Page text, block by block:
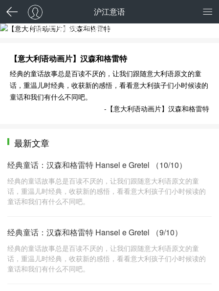
沪江意语
【意大利语动画片】汉森和格雷特
【意大利语动画片】汉森和格雷特
经典的童话故事总是百读不厌的，让我们跟随意大利语原文的童
话，重温儿时经典，收获新的感悟，看看意大利孩子们小时候读的
童话和我们有什么不同吧。
-【意大利语动画片】汉森和格雷特
最新文章
经典童话：汉森和格雷特 Hansel e Gretel （10/10）
经典的童话故事总是百读不厌的，让我们跟随意大利语原文的童
话，重温儿时经典，收获新的感悟，看看意大利孩子们小时候读的
童话和我们有什么不同吧。
经典童话：汉森和格雷特 Hansel e Gretel （9/10）
经典的童话故事总是百读不厌的，让我们跟随意大利语原文的童
话，重温儿时经典，收获新的感悟，看看意大利孩子们小时候读的
童话和我们有什么不同吧。